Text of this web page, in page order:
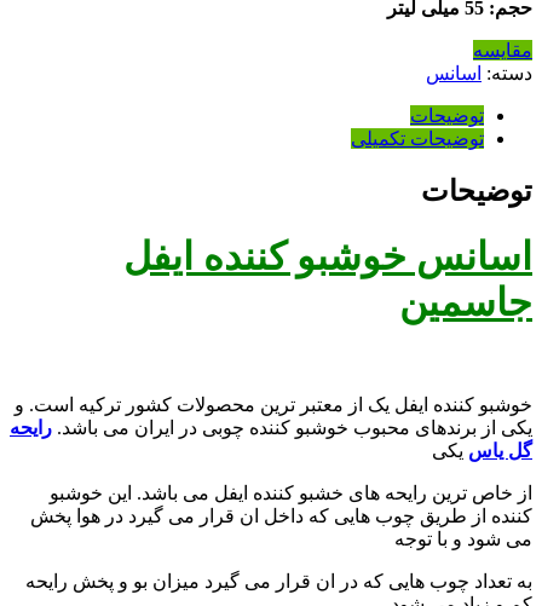
حجم: 55 میلی لیتر
مقایسه
دسته: اسانس
توضیحات
توضیحات تکمیلی
توضیحات
اسانس خوشبو کننده ایفل
جاسمین
خوشبو کننده ایفل یک از معتبر ترین محصولات کشور ترکیه است. و
یکی از برندهای محبوب خوشبو کننده چوبی در ایران می باشد. رایحه
گل یاس یکی
از خاص ترین رایحه های خشبو کننده ایفل می باشد. این خوشبو
کننده از طریق چوب هایی که داخل ان قرار می گیرد در هوا پخش
می شود و با توجه
به تعداد چوب هایی که در ان قرار می گیرد میزان بو و پخش رایحه